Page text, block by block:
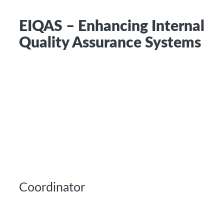
EIQAS – Enhancing Internal
Quality Assurance Systems
Coordinator